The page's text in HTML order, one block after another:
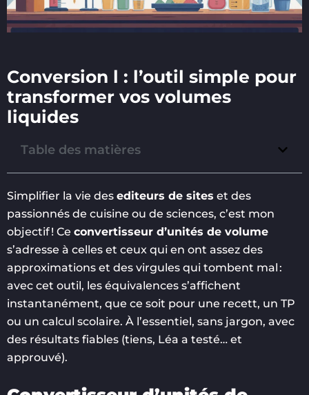
Conversion l : l’outil simple pour
transformer vos volumes
liquides
Table des matières
Simplifier la vie des editeurs de sites et des
passionnés de cuisine ou de sciences, c’est mon
objectif ! Ce convertisseur d’unités de volume
s’adresse à celles et ceux qui en ont assez des
approximations et des virgules qui tombent mal :
avec cet outil, les équivalences s’affichent
instantanément, que ce soit pour une recett, un TP
ou un calcul scolaire. À l’essentiel, sans jargon, avec
des résultats fiables (tiens, Léa a testé… et
approuvé).